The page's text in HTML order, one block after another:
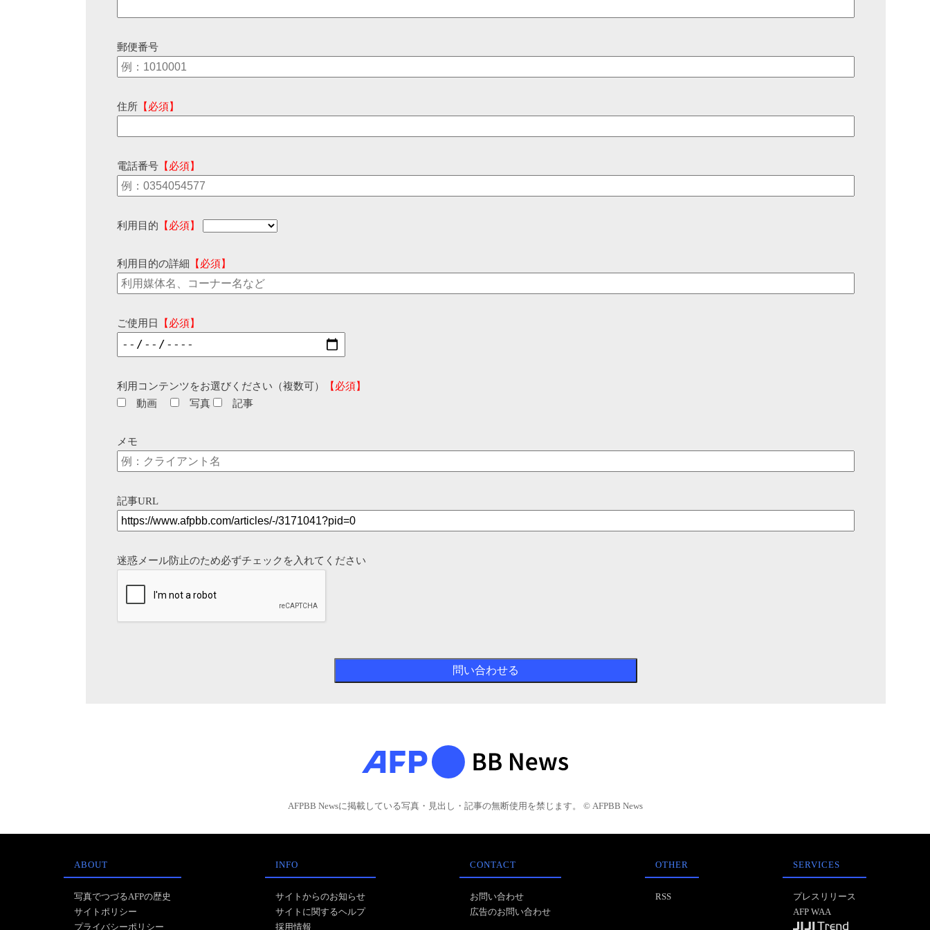
郵便番号
住所 【必須】
電話番号 【必須】
利用目的 【必須】
利用目的の詳細 【必須】
ご使用日 【必須】
利用コンテンツをお選びください（複数可）
【必須】
動画
写真 記事
メモ
記事URL
迷惑メール防止のため必ずチェックを入れてください
AFPBB Newsに掲載している写真・見出し・記事の無断使用を禁じます。 © AFPBB News
ABOUT
写真でつづるAFPの歴史
サイトポリシー
プライバシーポリシー
INFO
サイトからのお知らせ
サイトに関するヘルプ
採用情報
CONTACT
お問い合わせ
広告のお問い合わせ
OTHER
RSS
SERVICES
プレスリリース
AFP WAA